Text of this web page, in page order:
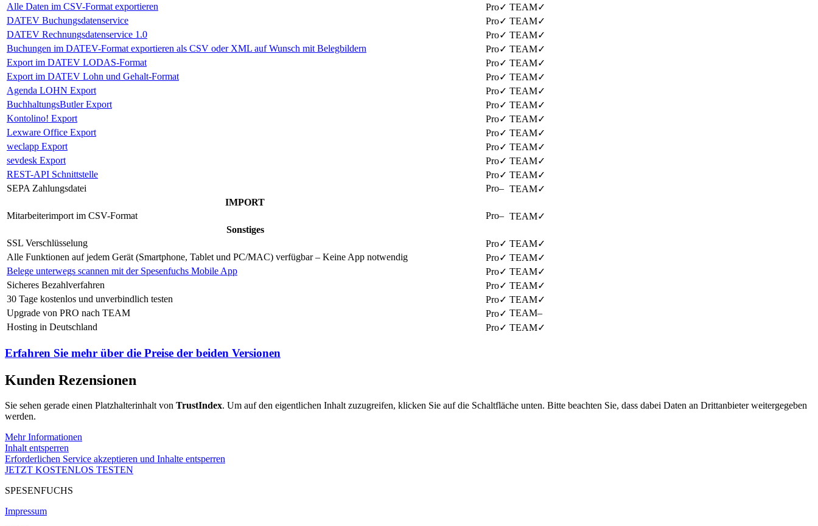
Alle Daten im CSV-Format exportieren
✓
✓
DATEV Buchungsdatenservice
✓
✓
DATEV Rechnungsdatenservice 1.0
✓
✓
Buchungen im DATEV-Format exportieren als CSV oder XML auf Wunsch mit Belegbildern
✓
✓
Export im DATEV LODAS-Format
✓
✓
Export im DATEV Lohn und Gehalt-Format
✓
✓
Agenda LOHN Export
✓
✓
BuchhaltungsButler Export
✓
✓
Kontolino! Export
✓
✓
Lexware Office Export
✓
✓
weclapp Export
✓
✓
sevdesk Export
✓
✓
REST-API Schnittstelle
✓
✓
SEPA Zahlungsdatei
–
✓
IMPORT
Mitarbeiterimport im CSV-Format
–
✓
Sonstiges
SSL Verschlüsselung
✓
✓
Alle Funktionen auf jedem Gerät (Smartphone, Tablet und PC/MAC) verfügbar – Keine App notwendig
✓
✓
Belege unterwegs scannen mit der Spesenfuchs Mobile App
✓
✓
Sicheres Bezahlverfahren
✓
✓
30 Tage kostenlos und unverbindlich testen
✓
✓
Upgrade von PRO nach TEAM
✓
–
Hosting in Deutschland
✓ ✓
Erfahren Sie mehr über die Preise der beiden Versionen
Kunden Rezensionen
Sie sehen gerade einen Platzhalterinhalt von TrustIndex. Um auf den eigentlichen Inhalt zuzugreifen, klicken Sie auf die Schaltfläche unten. Bitte beachten Sie, dass dabei Daten an Drittanbieter weitergegeben
werden.
Mehr Informationen
Inhalt entsperren
Erforderlichen Service akzeptieren und Inhalte entsperren
JETZT KOSTENLOS TESTEN
SPESENFUCHS
Impressum